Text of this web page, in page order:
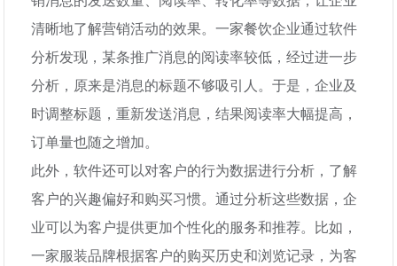
清晰地了解营销活动的效果。一家餐饮企业通过软件
分析发现，某条推广消息的阅读率较低，经过进一步
分析，原来是消息的标题不够吸引人。于是，企业及
时调整标题，重新发送消息，结果阅读率大幅提高，
订单量也随之增加。
此外，软件还可以对客户的行为数据进行分析，了解
客户的兴趣偏好和购买习惯。通过分析这些数据，企
业可以为客户提供更加个性化的服务和推荐。比如，
一家服装品牌根据客户的购买历史和浏览记录，为客